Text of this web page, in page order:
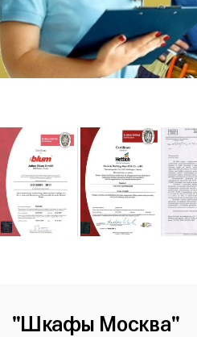
"Шкафы Москва"